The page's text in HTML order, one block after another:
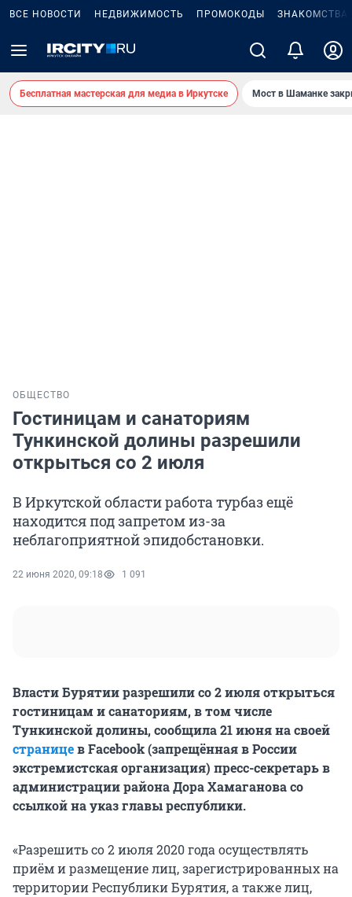
ВСЕ НОВОСТИ НЕДВИЖИМОСТЬ ПРОМОКОДЫ ЗНАКОМСТВА
Бесплатная мастерская для медиа в Иркутске Мост в Шаманке
ОБЩЕСТВО
Гостиницам и санаториям
Тункинской долины разрешили
открыться со 2 июля
В Иркутской области работа турбаз ещё
находится под запретом из-за
неблагоприятной эпидобстановки.
22 июня 2020, 09:18 1 091
Власти Бурятии разрешили со 2 июля открыться
гостиницам и санаториям, в том числе
Тункинской долины, сообщила 21 июня на своей
страницев Facebook (запрещённая в России
экстремистская организация) пресс-секретарь в
администрации района Дора Хамаганова со
ссылкой на указ главы республики.
«Разрешить со 2 июля 2020 года осуществлять
приём и размещение лиц, зарегистрированных на
территории Республики Бурятия, а также лиц,